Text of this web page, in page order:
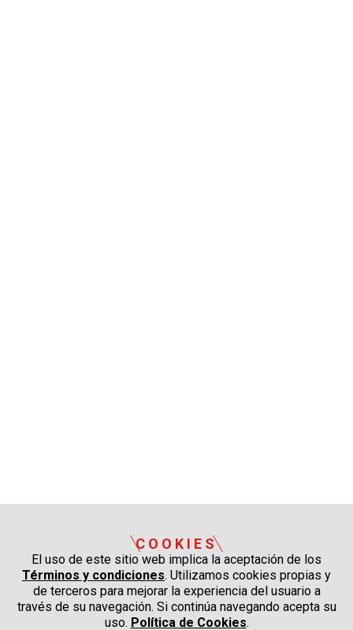
COOKIES
El uso de este sitio web implica la aceptación de los
Términos y condiciones. Utilizamos cookies propias y
de terceros para mejorar la experiencia del usuario a
través de su navegación. Si continúa navegando acepta su
uso. Política de Cookies.